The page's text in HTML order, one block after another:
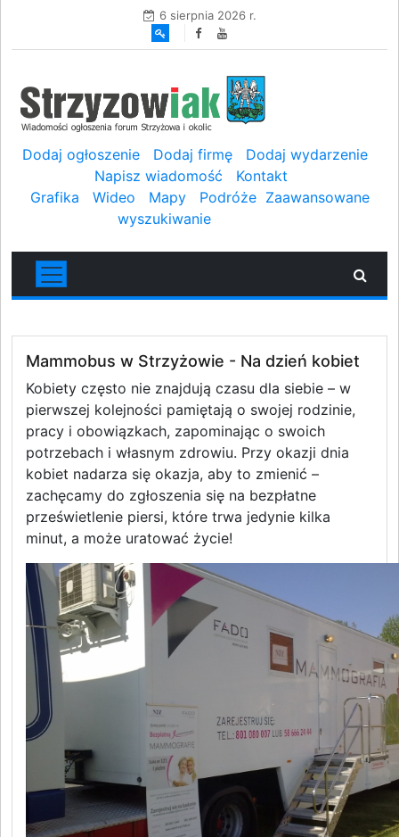
6 sierpnia 2026 r.
Dodaj ogłoszenie Dodaj firmę
Dodaj wydarzenie
Napisz wiadomość
Kontakt
Grafika
Wideo Mapy Podróże Zaawansowane
wyszukiwanie
Mammobus w Strzyżowie - Na dzień kobiet
Kobiety często nie znajdują czasu dla siebie – w
pierwszej kolejności pamiętają o swojej rodzinie,
pracy i obowiązkach, zapominając o swoich
potrzebach i własnym zdrowiu. Przy okazji dnia
kobiet nadarza się okazja, aby to zmienić –
zachęcamy do zgłoszenia się na bezpłatne
prześwietlenie piersi, które trwa jedynie kilka
minut, a może uratować życie!